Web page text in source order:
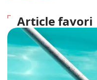
Article favori